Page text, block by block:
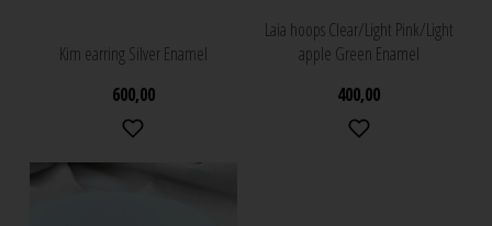
Kim earring Silver Enamel
600,00
Laia hoops Clear/Light Pink/Light
apple Green Enamel
400,00